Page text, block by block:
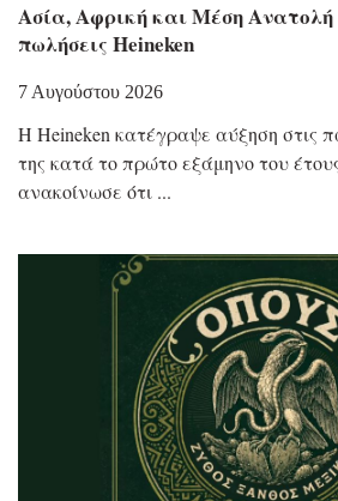
Ασία, Αφρική και Μέση Ανατολή
πωλήσεις Heineken
7 Αυγούστου 2026
Η Heineken κατέγραψε αύξηση στις
της κατά το πρώτο εξάμηνο του
ανακοίνωσε ότι